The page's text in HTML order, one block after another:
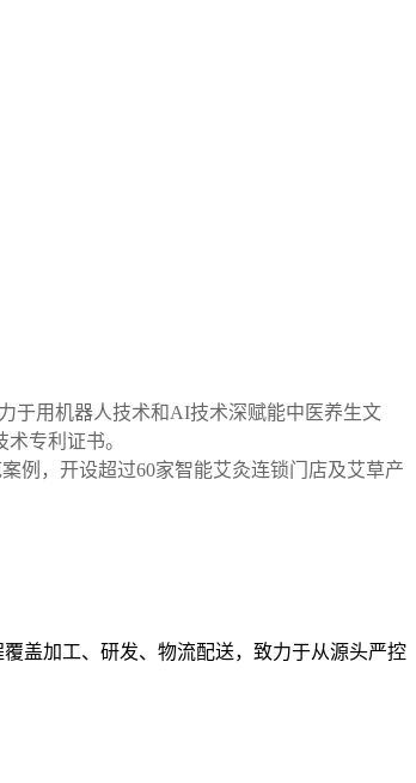
于用机器人技术和AI技术深赋能中医养生文
专利证书。
例，开设超过60家智能艾灸连锁门店及艾草产
盖加工、研发、物流配送，致力于从源头严控